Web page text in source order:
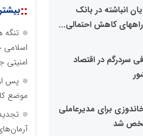
انباشته در بانک
کاهش احتمالی...
سردرگم در اقتصاد
برای مدیرعاملی
شد
::
تنگه
اسلامی
امنیتی
پس
موضع